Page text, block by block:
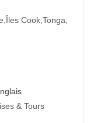
Îles Cook Tonga
& Tours